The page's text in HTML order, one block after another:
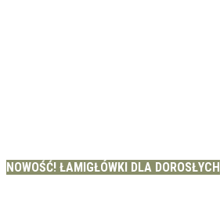
NOWOŚĆ! ŁAMIGŁÓWKI DLA DOROSŁYCH